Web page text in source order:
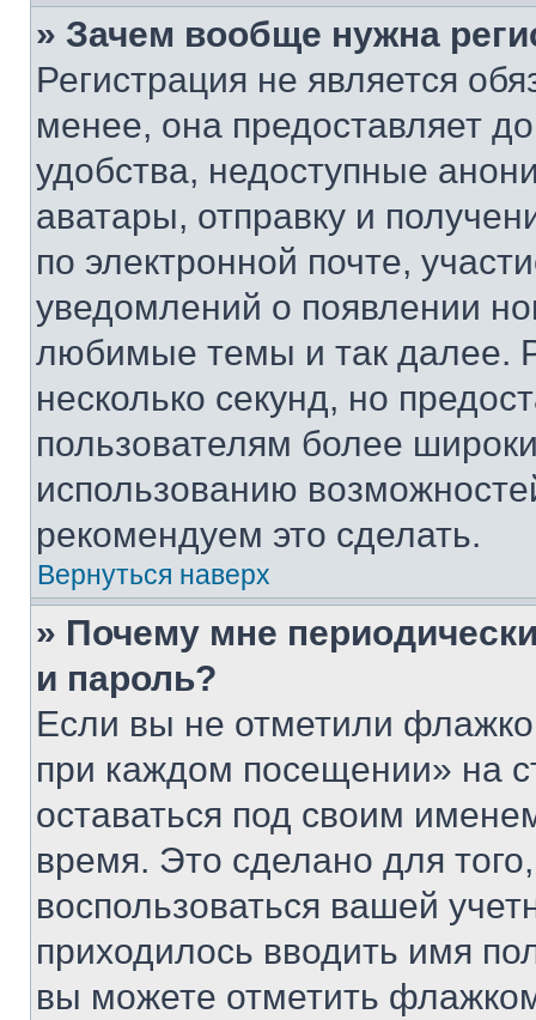
» Зачем вообще нужна
Регистрация не является
менее, она предоставляет
удобства, недоступные
аватары, отправку и
по электронной почте,
уведомлений о появлении
любимые темы и так далее.
несколько секунд, но
пользователям более
использованию
рекомендуем это сделать.
Вернуться наверх
» Почему мне
и пароль?
Если вы не отметили
при каждом посещении» на
оставаться под своим
время. Это сделано для
воспользоваться вашей
приходилось вводить имя
вы можете отметить